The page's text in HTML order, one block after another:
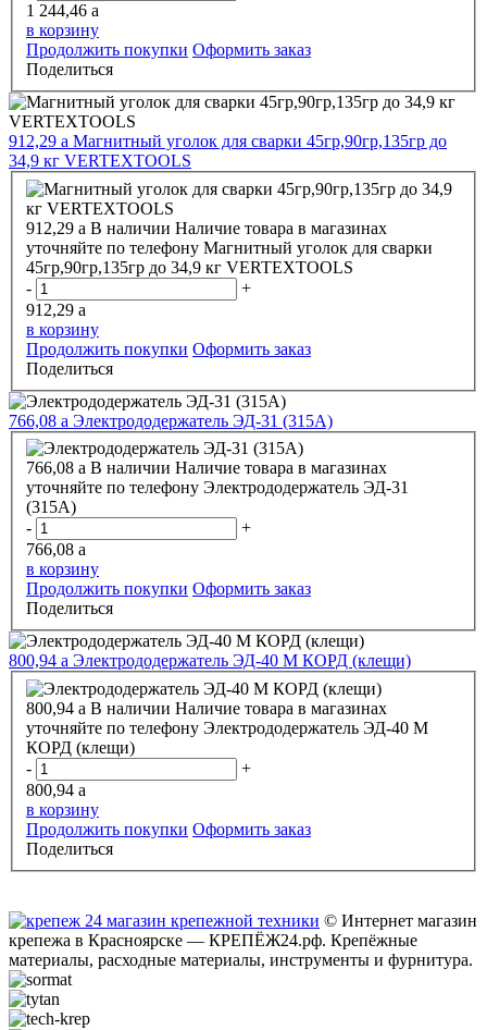
1 244,46 a
в корзину
Продолжить покупки Оформить заказ
Поделиться
912,29 a Магнитный уголок для сварки 45гр,90гр,135гр до
34,9 кг VERTEXTOOLS
912,29 a В наличии Наличие товара в магазинах
уточняйте по телефону Магнитный уголок для сварки
45гр,90гр,135гр до 34,9 кг VERTEXTOOLS
-
+
912,29 a
в корзину
Продолжить покупки Оформить заказ
Поделиться
766,08 a Электрододержатель ЭД-31 (315А)
766,08 a В наличии Наличие товара в магазинах
уточняйте по телефону Электрододержатель ЭД-31
(315А)
-
+
766,08 a
в корзину
Продолжить покупки Оформить заказ
Поделиться
800,94 a Электрододержатель ЭД-40 М КОРД (клещи)
800,94 a В наличии Наличие товара в магазинах
уточняйте по телефону Электрододержатель ЭД-40 М
КОРД (клещи)
-
+
800,94 a
в корзину
Продолжить покупки Оформить заказ
Поделиться
© Интернет магазин
крепежа в Красноярске — КРЕПЁЖ24.рф. Крепёжные
материалы, расходные материалы, инструменты и фурнитура.